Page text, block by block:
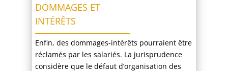
DOMMAGES ET
INTÉRÊTS
Enfin, des dommages-intérêts pourraient être
réclamés par les salariés. La jurisprudence
considère que le défaut d’organisation des